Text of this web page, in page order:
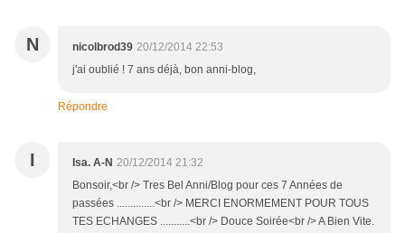
N nicolbrod39 20/12/2014 22:53
j'ai oublié ! 7 ans déjà, bon anni-blog,
Répondre
I Isa. A-N 20/12/2014 21:32
Bonsoir,<br /> Tres Bel Anni/Blog pour ces 7 Années de
passées ..............<br /> MERCI ENORMEMENT POUR TOUS
TES ECHANGES ...........<br /> Douce Soirée<br /> A Bien Vite.